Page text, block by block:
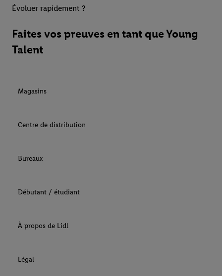
Évoluer rapidement ?
Faites vos preuves en tant que Young
Talent
Magasins
Centre de distribution
Bureaux
Débutant / étudiant
À propos de Lidl
Légal